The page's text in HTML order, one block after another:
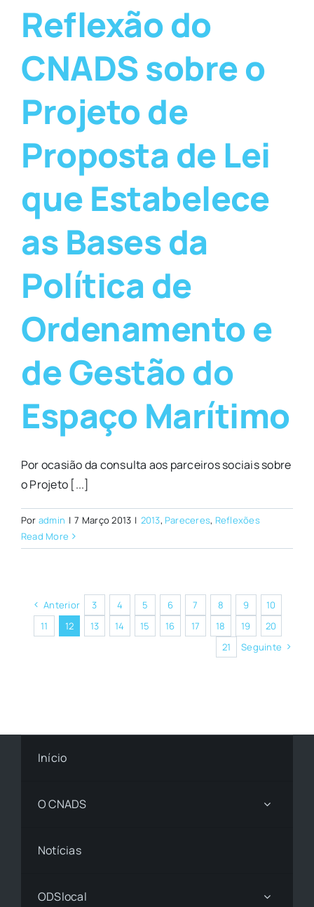
Reflexão do
CNADS sobre o
Projeto de
Proposta de Lei
que Estabelece
as Bases da
Política de
Ordenamento e
de Gestão do
Espaço Marítimo
Por ocasião da consulta aos parceiros sociais sobre
o Projeto [...]
Por admin | 7 Março 2013 | 2013, Pareceres, Reflexões
Read More
Anterior 3 4 5 6 7 8 9
10
11
12 13 14 15 16 17 18 19
20
21
Seguinte
Início
O CNADS
Notícias
ODSlocal